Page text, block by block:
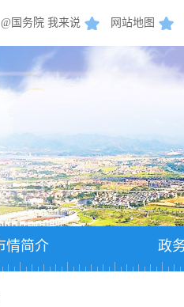
@国务院 我来说 网站地图
情简介 政